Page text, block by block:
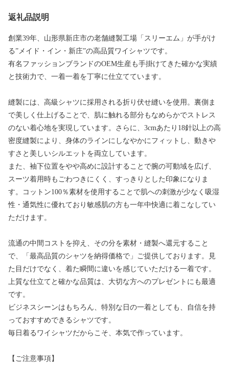
返礼品説明
創業39年、山形県新庄市の老舗縫製工場「スリーエム」が手がけ
る”メイド・イン・新庄”の高品質ワイシャツです。
有名ファッションブランドのOEM生産も手掛けてきた確かな実績
と技術力で、一着一着を丁寧に仕立てています。
縫製には、高級シャツに採用される折り伏せ縫いを使用。裏側ま
で美しく仕上げることで、肌に触れる部分もなめらかでストレス
のない着心地を実現しています。さらに、3cmあたり18針以上の高
密度縫製により、身体のラインにしなやかにフィットし、動きや
すさと美しいシルエットを両立しています。
また、袖下位置をやや高めに設計することで腕の可動域を広げ、
スーツ着用時もごわつきにくく、すっきりとした印象になりま
す。コットン100％素材を使用することで肌への刺激が少なく吸湿
性・通気性に優れており敏感肌の方も一年中快適に着こなしてい
ただけます。
流通の中間コストを抑え、その分を素材・縫製へ還元すること
で、「最高品質のシャツを納得価格で」ご提供しております。見
た目だけでなく、着た瞬間に違いを感じていただける一着です。
上質な仕立てと確かな品質は、大切な方へのプレゼントにも最適
です。
ビジネスシーンはもちろん、特別な日の一着としても、自信を持
っておすすめできるシャツです。
毎日着るワイシャツだからこそ、本気で作っています。
【ご注意事項】